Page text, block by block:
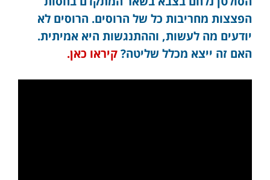
הפצצות מחריבות כל של הרוסים. הרוסים לא
יודעים מה לעשות, וההתנגשות היא אמיתית.
האם זה ייצא מכלל שליטה? קיראו כאן.